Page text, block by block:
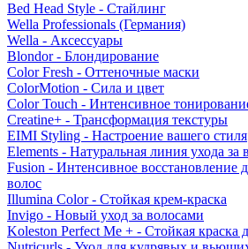
Bed Head Style - Стайлинг
Wella Professionals (Германия)
Wella - Аксессуары
Blondor - Блондирование
Color Fresh - Оттеночные маски
ColorMotion - Сила и цвет
Color Touch - Интенсивное
Creatine+ - Трансформация текстуры
EIMI Styling - Настроение вашего стиля
Elements - Натуральная линия ухода за
Fusion - Интенсивное восстановление
волос
Illumina Color - Стойкая крем-краска
Invigo - Новый уход за волосами
Koleston Perfect Me + - Стойкая краска